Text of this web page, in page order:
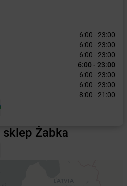
6:00 - 23:00
6:00 - 23:00
6:00 - 23:00
6:00 - 23:00
6:00 - 23:00
6:00 - 23:00
8:00 - 21:00
Żabka